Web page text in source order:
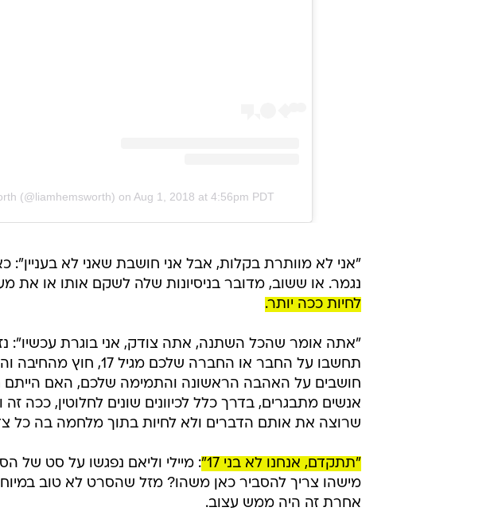
(@liamhemsworth) on Aug 1, 2018 at 4:56pm PDT
"אני לא מוותרת בקלות, אבל אני חושבת שאני לא בעניין":
נגמר. או ששוב, מדובר בניסיונות שלה לשקם אותו או את
לחיות ככה יותר.
"אתה אומר שהכל השתנה, אתה צודק, אני בוגרת עכשיו":
תחשבו על החבר או החברה
חושבים על האהבה הראשונה והתמימה שלכם, האם הייתם
אנשים מתבגרים, בדרך כלל לכיוונים שונים לחלוטין, ככה
שרוצה את אותם הדברים ולא לחיות בתוך מלחמה בה כל צד
"תתקדם, אנחנו לא בני 17"
מישהו צריך להסביר כאן משהו? מזל שהסרט לא טוב
אחרת זה היה ממש עצוב.